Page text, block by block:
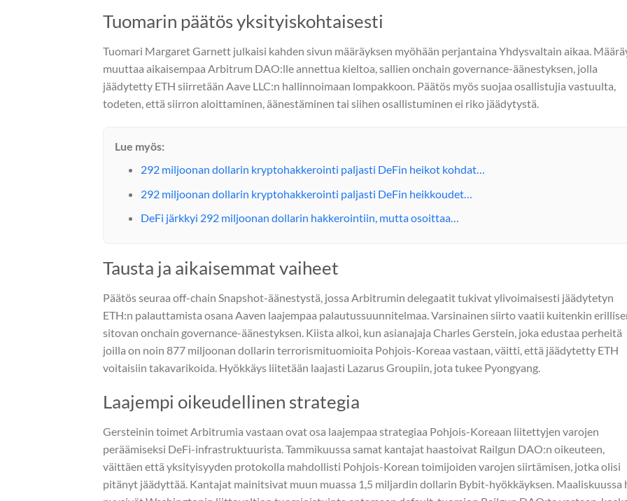
Tuomarin päätös yksityiskohtaisesti
Tuomari Margaret Garnett julkaisi kahden sivun määräyksen myöhään perjantaina Yhdysvaltain aikaa.
muuttaa aikaisempaa Arbitrum DAO:lle annettua kieltoa, sallien onchain governance-äänestyksen, jolla
jäädytetty ETH siirretään Aave LLC:n hallinnoimaan lompakkoon. Päätös myös suojaa osallistujia vastuulta,
todeten, että siirron aloittaminen, äänestäminen tai siihen osallistuminen ei riko jäädytystä.
Lue myös:
292 miljoonan dollarin kryptohakkerointi paljasti DeFin heikot kohdat…
292 miljoonan dollarin kryptohakkerointi paljasti DeFin heikkoudet…
DeFi järkkyi 292 miljoonan dollarin hakkerointiin, mutta osoittaa…
Tausta ja aikaisemmat vaiheet
Päätös seuraa off-chain Snapshot-äänestystä, jossa Arbitrumin delegaatit tukivat ylivoimaisesti jäädytetyn
ETH:n palauttamista osana Aaven laajempaa palautussuunnitelmaa. Varsinainen siirto vaatii kuitenkin
sitovan onchain governance-äänestyksen. Kiista alkoi, kun asianajaja Charles Gerstein, joka edustaa perheitä
joilla on noin 877 miljoonan dollarin terrorismituomioita Pohjois-Koreaa vastaan, väitti, että jäädytetty ETH
voitaisiin takavarikoida. Hyökkäys liitetään laajasti Lazarus Groupiin, jota tukee Pyongyang.
Laajempi oikeudellinen strategia
Gersteinin toimet Arbitrumia vastaan ovat osa laajempaa strategiaa Pohjois-Koreaan liitettyjen varojen
peräämiseksi DeFi-infrastruktuurista. Tammikuussa samat kantajat haastoivat Railgun DAO:n oikeuteen,
väittäen että yksityisyyden protokolla mahdollisti Pohjois-Korean toimijoiden varojen siirtämisen, jotka olisi
pitänyt jäädyttää. Kantajat mainitsivat muun muassa 1,5 miljardin dollarin Bybit-hyökkäyksen. Maaliskuussa